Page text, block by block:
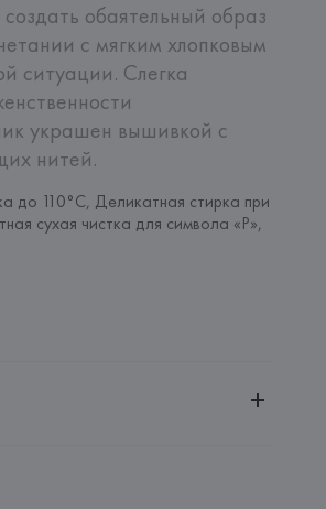
обаятельный образ
с мягким хлопковым
ситуации. Слегка
украшен вышивкой с
нитей.
до 110°C, Деликатная стирка при
сухая чистка для символа «P»,